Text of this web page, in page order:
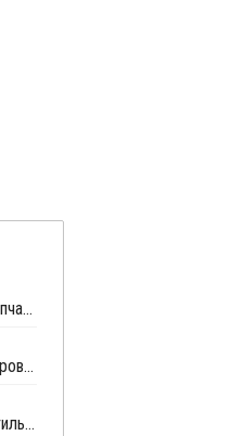
Небольшая добавка графена сделает автозапчасти на 20 % прочнее и на 18 % легче
В СИБУРе разработали новые марки полимеров повышенной прочности
Госдума предложила ежегодно повышать утильсбор на все автомобили